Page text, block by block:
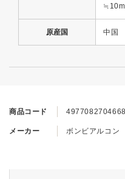
商品コード 4977082704668
メーカー ボンビアルコン
原産国 中国